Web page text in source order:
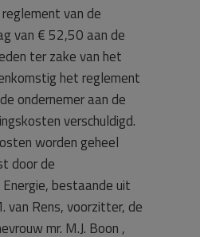
van de
van € 52,50 aan de
ter zake van het
het reglement
ondernemer aan de
verschuldigd.
worden geheel
door de
bestaande uit
van Rens, voorzitter, de
mr. M.J. Boon ,